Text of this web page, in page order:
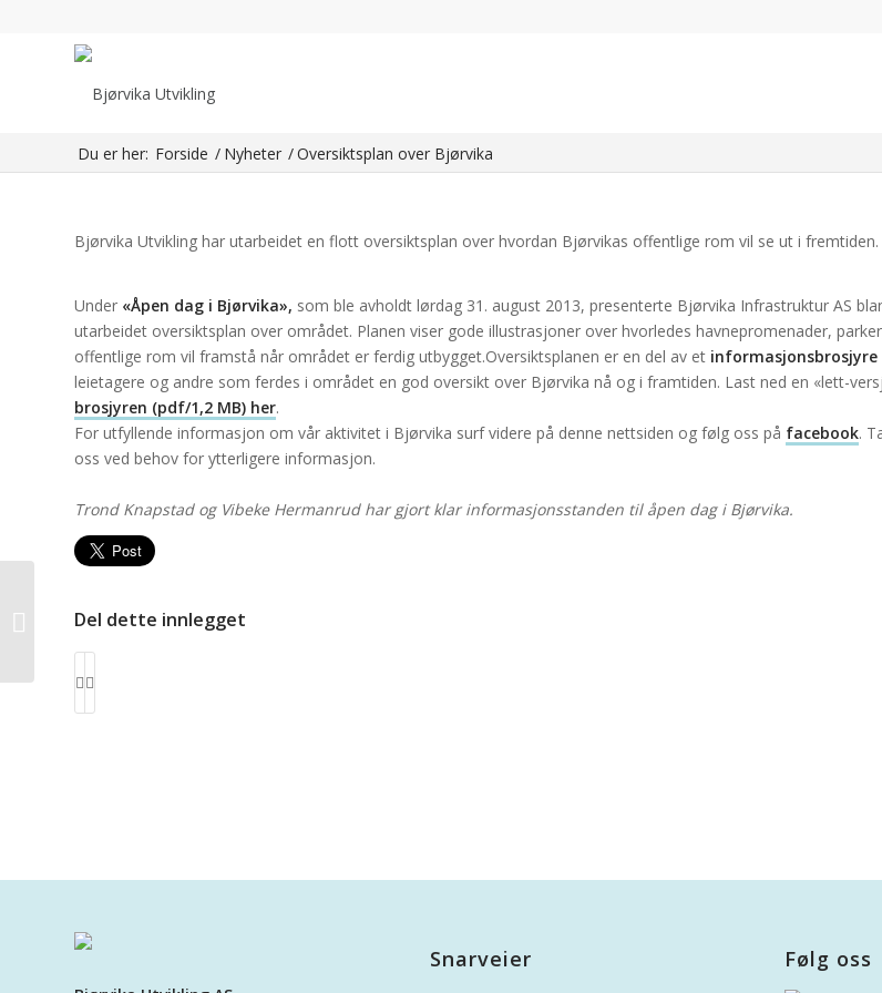
Du er her: Forside / Nyheter /Oversiktsplan over Bjørvika
Oversiktsplan over Bjørvika
Bjørvika Utvikling har utarbeidet en flott oversiktsplan over hvordan Bjørvikas offentlige rom vil se ut i
presenterte Bjørvika Infrastruktur AS blant annet en nylig utarbeidet oversiktsplan over området. Planen viser
Bjørvika Utvikling har utarbeidet en flott oversiktsplan over hvordan Bjørvikas offentlige rom vil se ut i fremtiden.
Under «Åpen dag i Bjørvika», som ble avholdt lørdag 31. august 2013, presenterte Bjørvika Infrastruktur AS
utarbeidet oversiktsplan over området. Planen viser gode illustrasjoner over hvorledes havnepromenader,
offentlige rom vil framstå når området er ferdig utbygget.Oversiktsplanen er en del av et informasjonsbrosjyre
leietagere og andre som ferdes i området en god oversikt over Bjørvika nå og i framtiden. Last ned en «lett-
brosjyren (pdf/1,2 MB) her.
For utfyllende informasjon om vår aktivitet i Bjørvika surf videre på denne nettsiden og følg oss på facebook.
oss ved behov for ytterligere informasjon.
Trond Knapstad og Vibeke Hermanrud har gjort klar informasjonsstanden til åpen dag i Bjørvika.
Del dette innlegget
Snarveier Følg oss
Åpen dag i Bjørvika